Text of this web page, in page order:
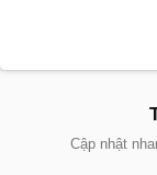
Cập nhật